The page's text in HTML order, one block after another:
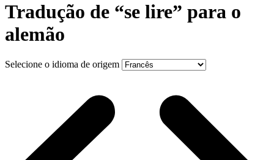
Tradução de “se lire” para o
alemão
Selecione o idioma de origem